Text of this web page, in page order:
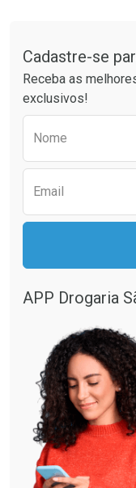
Cadastre-se
Receba as
exclusivos!
Nome
Email
APP Drogaria